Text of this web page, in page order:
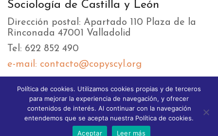
Sociología de Castilla y León
Dirección postal: Apartado 110 Plaza de la
Rinconada 47001 Valladolid
Tel: 622 852 490
e-mail: contacto@copyscyl.org
LIKEBOX
Política de cookies. Utilizamos cookies propias y de terceros
para mejorar la experiencia de navegación, y ofrecer
contenidos de interés. Al continuar con la navegación
entendemos que se acepta nuestra Política de cookies.
Aceptar
Leer más